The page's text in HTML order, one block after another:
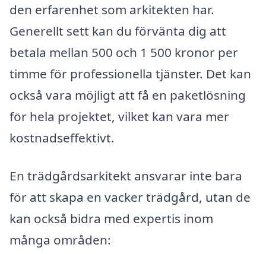
den erfarenhet som arkitekten har.
Generellt sett kan du förvänta dig att
betala mellan 500 och 1 500 kronor per
timme för professionella tjänster. Det kan
också vara möjligt att få en paketlösning
för hela projektet, vilket kan vara mer
kostnadseffektivt.
En trädgårdsarkitekt ansvarar inte bara
för att skapa en vacker trädgård, utan de
kan också bidra med expertis inom
många områden: